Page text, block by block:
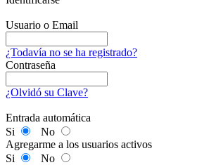
Usuario o Email
¿Todavía no se ha registrado?
Contraseña
¿Olvidó su Clave?
Entrada automática
Si
No
Agregarme a los usuarios activos
Si
No